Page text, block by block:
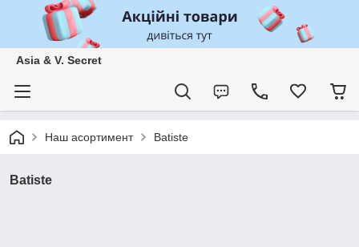
Asia & V. Secret
Наш асортимент Batiste
Batiste